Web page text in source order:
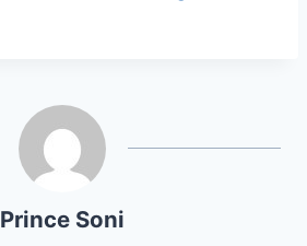
Prince Soni